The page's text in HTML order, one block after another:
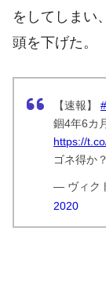
をしてしまい
頭を下げた。
【速報】
錮4年6カ
https://
ゴネ得か？
— ヴィク
2020